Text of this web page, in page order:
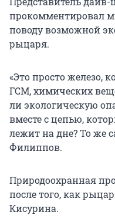
прокомментировал
поводу возможной
рыцаря.
«Это просто железо,
ГСМ, химических
ли экологическую
вместе с цепью,
лежит на дне? То же
Филиппов.
Природоохранная
после того, как
Кисурина.